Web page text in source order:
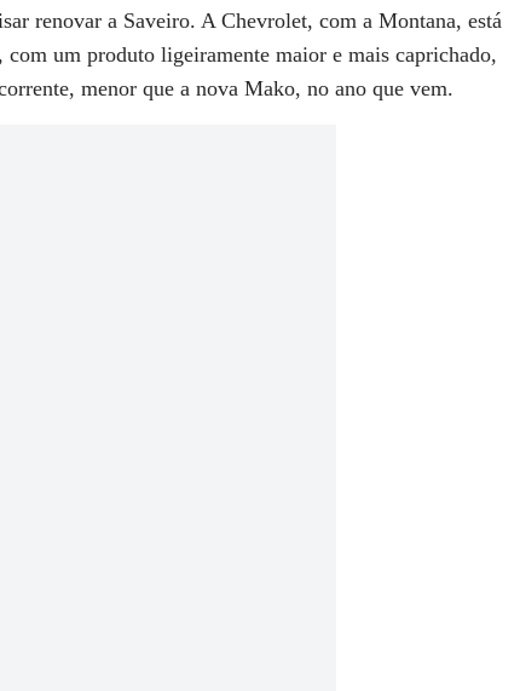
renovar a Saveiro. A Chevrolet, com a Montana, está
com um produto ligeiramente maior e mais caprichado,
menor que a nova Mako, no ano que vem.